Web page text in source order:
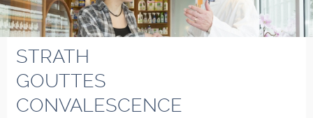
STRATH
GOUTTES
CONVALESCENCE